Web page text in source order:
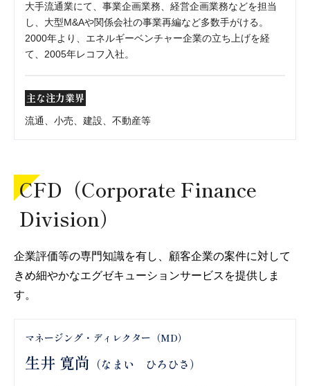
大手流通業にて、事業企画業務、経営企画業務などを担当
し、大型M&Aや関係会社の事業再編など多数手がける。
2000年より、エネルギーベンチャー企業の立ち上げを経
て、2005年レコフ入社。
主な注力業界
流通、小売、建設、不動産等
CFD（Corporate Finance
Division）
企業評価等の専門知識を有し、顧客企業の案件に対して
きめ細やかなエグゼキューションサービスを提供しま
す。
マネージング・ディレクター（MD）
生井 寛尚 （なまい ひろひさ）